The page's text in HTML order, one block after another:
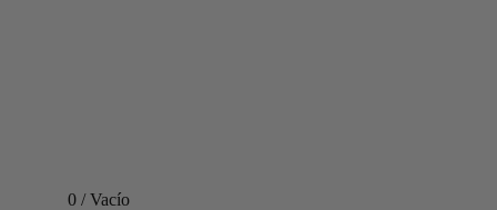
0 /Vacío